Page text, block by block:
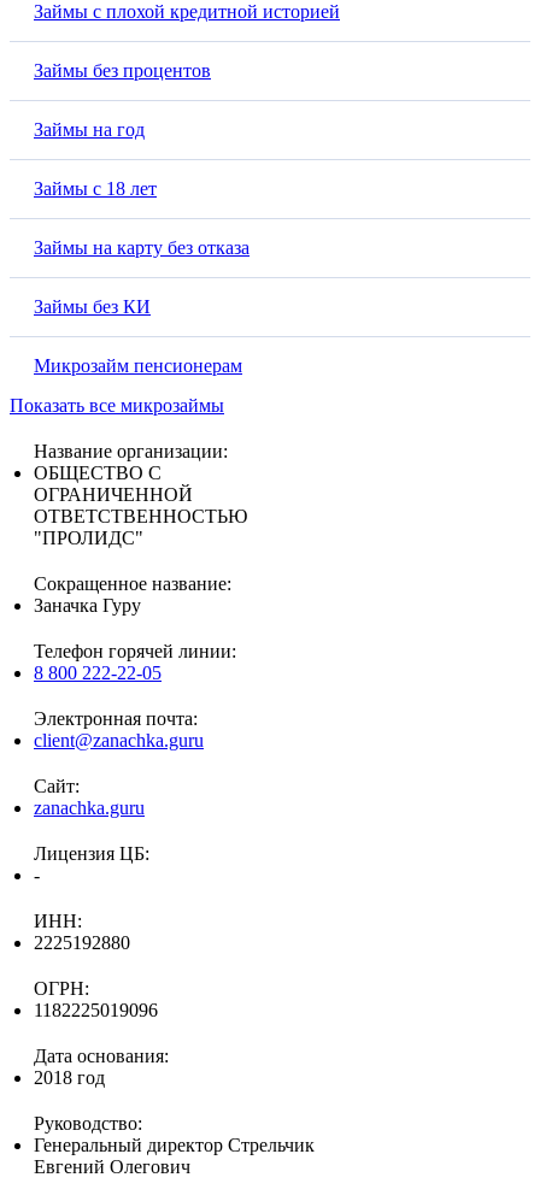
Займы с плохой кредитной историей
Займы без процентов
Займы на год
Займы с 18 лет
Займы на карту без отказа
Займы без КИ
Микрозайм пенсионерам
Показать все микрозаймы
Название организации:
ОБЩЕСТВО С
ОГРАНИЧЕННОЙ
ОТВЕТСТВЕННОСТЬЮ
"ПРОЛИДС"
Сокращенное название:
Заначка Гуру
Телефон горячей линии:
8 800 222-22-05
Электронная почта:
client@zanachka.guru
Сайт:
zanachka.guru
Лицензия ЦБ:
-
ИНН:
2225192880
ОГРН:
1182225019096
Дата основания:
2018 год
Руководство:
Генеральный директор Стрельчик
Евгений Олегович